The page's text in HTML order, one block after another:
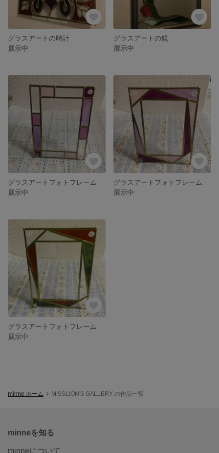
グラスアートの時計
展示中
グラスアートの鏡
展示中
グラスアートフォトフレーム
展示中
グラスアートフォトフレーム
展示中
グラスアートフォトフレーム
展示中
minne ホーム MISSLION'S GALLERY の作品一覧
minneを知る
minneについて